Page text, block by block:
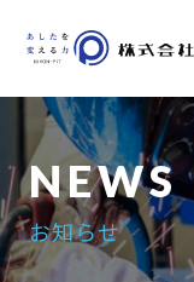
会社案内
製品
お知らせ